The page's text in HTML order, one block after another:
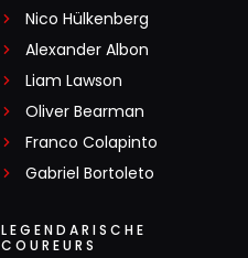
Nico Hülkenberg
Alexander Albon
Liam Lawson
Oliver Bearman
Franco Colapinto
Gabriel Bortoleto
LEGENDARISCHE
COUREURS